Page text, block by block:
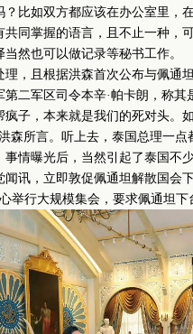
比如双方都应该在办公室里，
同掌握的语言，且不止一种，
然也可以做记录等秘书工作。
且根据洪森首次公布与佩通
二军区司令本辛·帕卡朗，称其
子，本来就是我们的死对头。
森所言。听上去，泰国总理一
情曝光后，当然引起了泰国不少
，立即敦促佩通坦解散国会
举行大规模集会，要求佩通坦下